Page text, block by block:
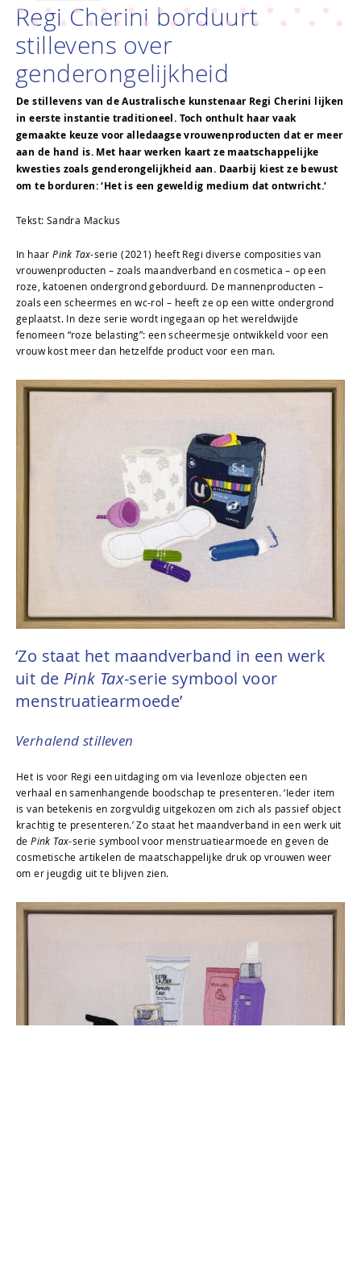
Regi Cherini borduurt
stillevens over
genderongelijkheid
De stillevens van de Australische kunstenaar Regi Cherini lijken
in eerste instantie traditioneel. Toch onthult haar vaak
gemaakte keuze voor alledaagse vrouwenproducten dat er meer
aan de hand is. Met haar werken kaart ze maatschappelijke
kwesties zoals genderongelijkheid aan. Daarbij kiest ze bewust
om te borduren: ‘Het is een geweldig medium dat ontwricht.’
Tekst: Sandra Mackus
In haarPink Tax-serie (2021) heeft Regi diverse composities van
vrouwenproducten – zoals maandverband en cosmetica – op een
roze, katoenen ondergrond geborduurd. De mannenproducten –
zoals een scheermes en wc-rol – heeft ze op een witte ondergrond
geplaatst. In deze serie wordt ingegaan op het wereldwijde
fenomeen “roze belasting”: een scheermesje ontwikkeld voor een
vrouw kost meer dan hetzelfde product voor een man.
‘Zo staat het maandverband in een werk
uit de Pink Tax-serie symbool voor
menstruatiearmoede’
Verhalend stilleven
Het is voor Regi een uitdaging om via levenloze objecten een
verhaal en samenhangende boodschap te presenteren. ‘Ieder item
is van betekenis en zorgvuldig uitgekozen om zich als passief object
krachtig te presenteren.’ Zo staat het maandverband in een werk uit
dePink Tax-serie symbool voor menstruatiearmoede en geven de
cosmetische artikelen de maatschappelijke druk op vrouwen weer
om er jeugdig uit te blijven zien.